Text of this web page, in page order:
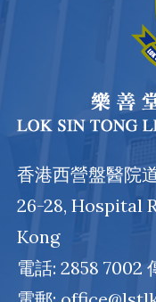
香港西營盤醫院
26-28, Hospital
Kong
電話: 2858 7002